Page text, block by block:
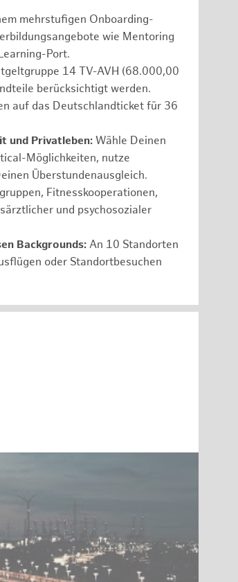
mehrstufigen Onboarding-
wie Mentoring
Port.
14 TV-AVH (68.000,00
berücksichtigt werden.
auf das Deutschlandticket für 36
und Privatleben: Wähle Deinen
Möglichkeiten, nutze
Überstundenausgleich.
Fitnesskooperationen,
und psychosozialer
Backgrounds: An 10 Standorten
oder Standortbesuchen